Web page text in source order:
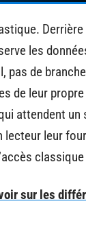
les
pas de
de leur
attendent un
leur
sur les